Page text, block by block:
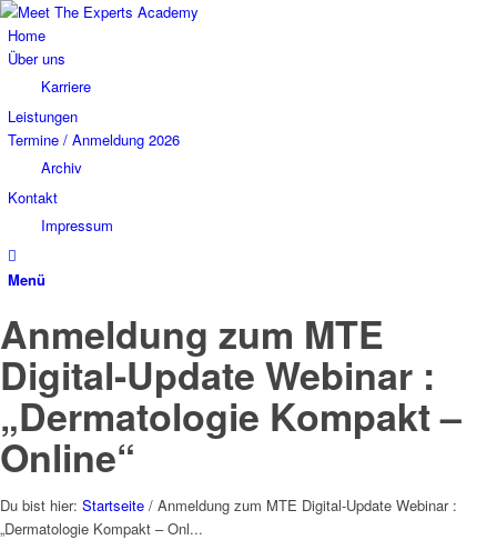
Home
Über uns
Karriere
Leistungen
Termine / Anmeldung 2026
Archiv
Kontakt
Impressum
Menü
Anmeldung zum MTE
Digital-Update Webinar :
„Dermatologie Kompakt –
Online“
Du bist hier: Startseite / Anmeldung zum MTE Digital-Update Webinar :
„Dermatologie Kompakt – Onl...